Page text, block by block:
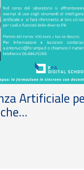
Artificiale